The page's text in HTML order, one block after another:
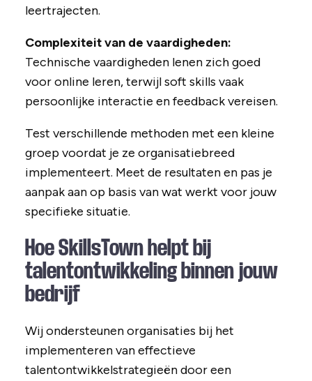
leertrajecten.
Complexiteit van de vaardigheden:
Technische vaardigheden lenen zich goed
voor online leren, terwijl soft skills vaak
persoonlijke interactie en feedback vereisen.
Test verschillende methoden met een kleine
groep voordat je ze organisatiebreed
implementeert. Meet de resultaten en pas je
aanpak aan op basis van wat werkt voor jouw
specifieke situatie.
Hoe SkillsTown helpt bij
talentontwikkeling binnen jouw
bedrijf
Wij ondersteunen organisaties bij het
implementeren van effectieve
talentontwikkelstrategieën door een